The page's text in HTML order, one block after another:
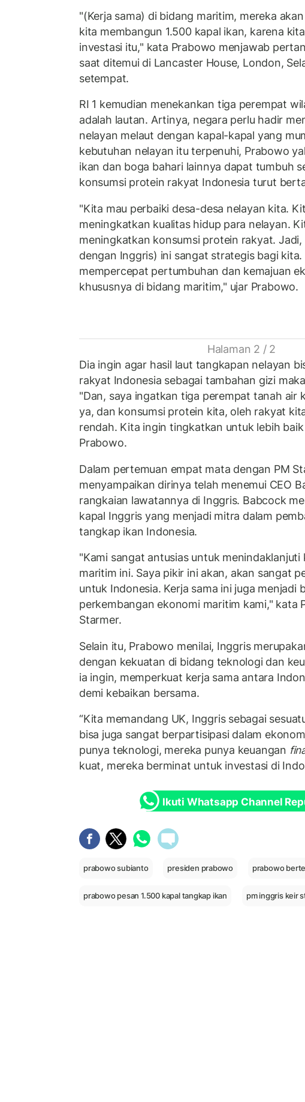
"(Kerja sama) di bidang maritim, mereka
kita membangun 1.500 kapal ikan, karena
investasi itu," kata Prabowo menjawab
saat ditemui di Lancaster House, London,
setempat.
RI 1 kemudian menekankan tiga perempat
adalah lautan. Artinya, negara perlu hadir
nelayan melaut dengan kapal-kapal yang
kebutuhan nelayan itu terpenuhi, Prabowo
ikan dan boga bahari lainnya dapat tumbuh
konsumsi protein rakyat Indonesia turut
"Kita mau perbaiki desa-desa nelayan kita.
meningkatkan kualitas hidup para nelayan.
meningkatkan konsumsi protein rakyat.
dengan Inggris) ini sangat strategis bagi kita.
mempercepat pertumbuhan dan kemajuan
khususnya di bidang maritim," ujar Prabowo.
Halaman 2 / 2
Dia ingin agar hasil laut tangkapan nelayan
rakyat Indonesia sebagai tambahan gizi
"Dan, saya ingatkan tiga perempat tanah air
ya, dan konsumsi protein kita, oleh rakyat
rendah. Kita ingin tingkatkan untuk lebih baik
Prabowo.
Dalam pertemuan empat mata dengan PM
menyampaikan dirinya telah menemui CEO
rangkaian lawatannya di Inggris. Babcock
kapal Inggris yang menjadi mitra dalam
tangkap ikan Indonesia.
"Kami sangat antusias untuk menindaklanjuti
maritim ini. Saya pikir ini akan, akan sangat
untuk Indonesia. Kerja sama ini juga menjadi
perkembangan ekonomi maritim kami," kata
Starmer.
Selain itu, Prabowo menilai, Inggris
dengan kekuatan di bidang teknologi dan
ia ingin, memperkuat kerja sama antara
demi kebaikan bersama.
“Kita memandang UK, Inggris sebagai
bisa juga sangat berpartisipasi dalam
punya teknologi, mereka punya keuangan
kuat, mereka berminat untuk investasi di
Ikuti Whatsapp Channel
prabowo subianto presiden prabowo prabowo
prabowo pesan 1.500 kapal tangkap ikan pm inggris keir